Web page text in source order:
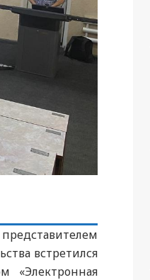
встретился
«Электронная